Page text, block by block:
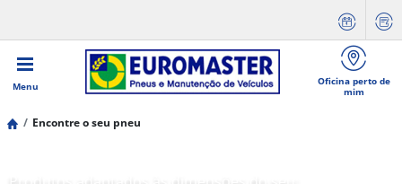
Menu
Oficina perto de
mim
Encontre o seu pneu